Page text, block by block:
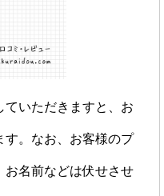
いただきますと、お
す。なお、お客様のプ
お名前などは伏せさせ